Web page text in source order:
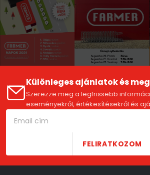
Különleges ajánlatok és
Szerezze meg a legfrissebb
eseményekről, értékesítésekről és
FELIRATKOZOM